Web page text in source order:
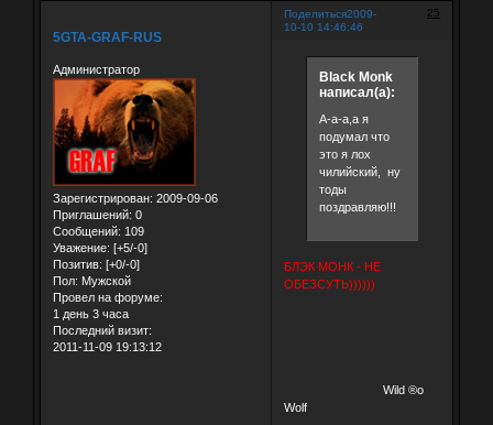
Поделиться 25
2009-
10-10 14:46:46
5GTA-GRAF-RUS
Администратор
Зарегистрирован: 2009-09-06
Приглашений: 0
Сообщений: 109
Уважение: [+5/-0]
Позитив: [+0/-0]
Пол: Мужской
Провел на форуме:
1 день 3 часа
Последний визит:
2011-11-09 19:13:12
Black Monk
написал(а):
А-а-а,а я
подумал что
это я лох
чилийский, ну
тоды
поздравляю!!!
БЛЭК МОНК - НЕ
ОБЕЗСУТЬ))))))
Wild ®о
Wolf